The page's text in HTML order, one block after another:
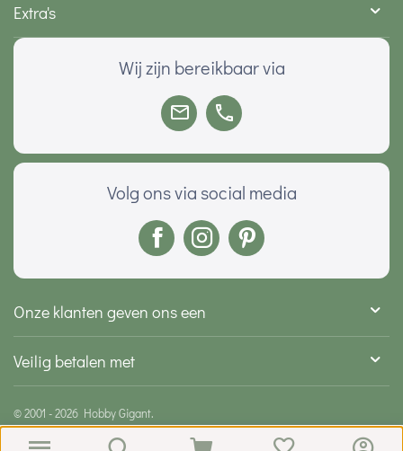
Extra's
Wij zijn bereikbaar via
Volg ons via social media
Onze klanten geven ons een
Veilig betalen met
© 2001 - 2026 Hobby Gigant.